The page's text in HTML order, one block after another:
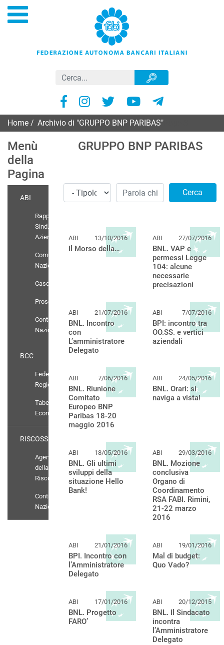
Home Archivio di "GRUPPO BNP PARIBAS"
Menù
della
Pagina
ABI
Rappr.
Sind.
Aziendali
Comunicati
Nazionali
Casdic
Prosolidar
Contratto
Nazionale
BCC
Federazioni
Regionali
Tabelle
Economiche
RISCOSSIONE
Agenti
della
Riscossione
Contratto
Nazionale
GRUPPO BNP PARIBAS
Cerca
ABI 13/10/2016
Il Morso della…
ABI 27/07/2016
BNL. VAP e
permessi Legge
104: alcune
necessarie
precisazioni
ABI 21/07/2016
BNL. Incontro
con
L’amministratore
Delegato
ABI 7/07/2016
BPI: incontro tra
OO.SS. e vertici
aziendali
ABI 7/06/2016
BNL. Riunione
Comitato
Europeo BNP
Paribas 18-20
maggio 2016
ABI 24/05/2016
BNL. Orari: si
naviga a vista!
ABI 18/05/2016
BNL. Gli ultimi
sviluppi della
situazione Hello
Bank!
ABI 29/03/2016
BNL. Mozione
conclusiva
Organo di
Coordinamento
RSA FABI. Rimini,
21-22 marzo
2016
ABI 21/01/2016
BPI. Incontro con
l’Amministratore
Delegato
ABI 19/01/2016
Mal di budget:
Quo Vado?
ABI 17/01/2016
BNL. Progetto
FARO’
ABI 20/12/2015
BNL. Il Sindacato
incontra
l’Amministratore
Delegato